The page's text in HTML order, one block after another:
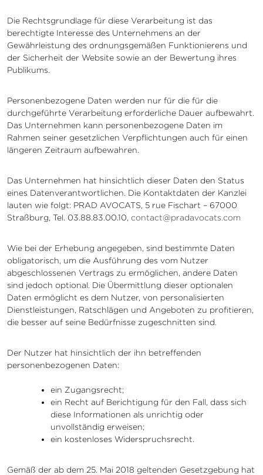
Die Rechtsgrundlage für diese Verarbeitung ist das
berechtigte Interesse des Unternehmens an der
Gewährleistung des ordnungsgemäßen Funktionierens und
der Sicherheit der Website sowie an der Bewertung ihres
Publikums.
Personenbezogene Daten werden nur für die für die
durchgeführte Verarbeitung erforderliche Dauer aufbewahrt.
Das Unternehmen kann personenbezogene Daten im
Rahmen seiner gesetzlichen Verpflichtungen auch für einen
längeren Zeitraum aufbewahren.
Das Unternehmen hat hinsichtlich dieser Daten den Status
eines Datenverantwortlichen. Die Kontaktdaten der Kanzlei
lauten wie folgt: PRAD AVOCATS, 5 rue Fischart – 67000
Straßburg, Tel. 03.88.83.00.10, contact@pradavocats.com
Wie bei der Erhebung angegeben, sind bestimmte Daten
obligatorisch, um die Ausführung des vom Nutzer
abgeschlossenen Vertrags zu ermöglichen, andere Daten
sind jedoch optional. Die Übermittlung dieser optionalen
Daten ermöglicht es dem Nutzer, von personalisierten
Dienstleistungen, Ratschlägen und Angeboten zu profitieren,
die besser auf seine Bedürfnisse zugeschnitten sind.
Der Nutzer hat hinsichtlich der ihn betreffenden
personenbezogenen Daten:
ein Zugangsrecht;
ein Recht auf Berichtigung für den Fall, dass sich
diese Informationen als unrichtig oder
unvollständig erweisen;
ein kostenloses Widerspruchsrecht.
Gemäß der ab dem 25. Mai 2018 geltenden Gesetzgebung hat